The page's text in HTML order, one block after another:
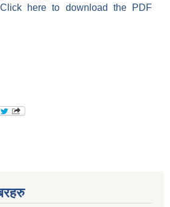
Click here to download the PDF